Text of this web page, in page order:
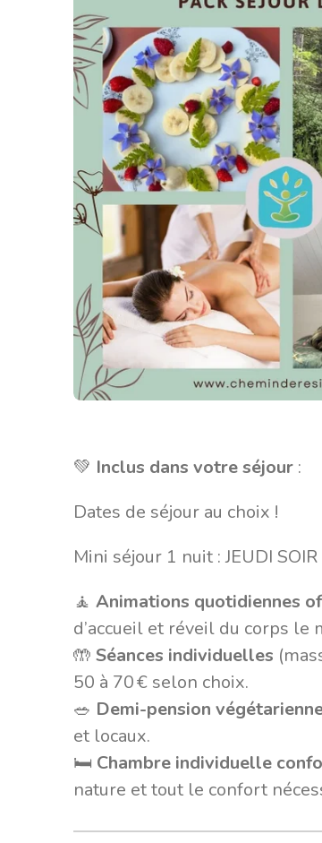
💚 Inclus dans votre séjour :
Dates de séjour au choix !
Mini séjour 1 nuit : JEUDI
🧘 Animations quotidiennes
d’accueil et réveil du corps le
🤲 Séances individuelles
50 à 70 € selon choix.
🥗 Demi-pension
et locaux.
🛏️ Chambre individuelle
nature et tout le confort